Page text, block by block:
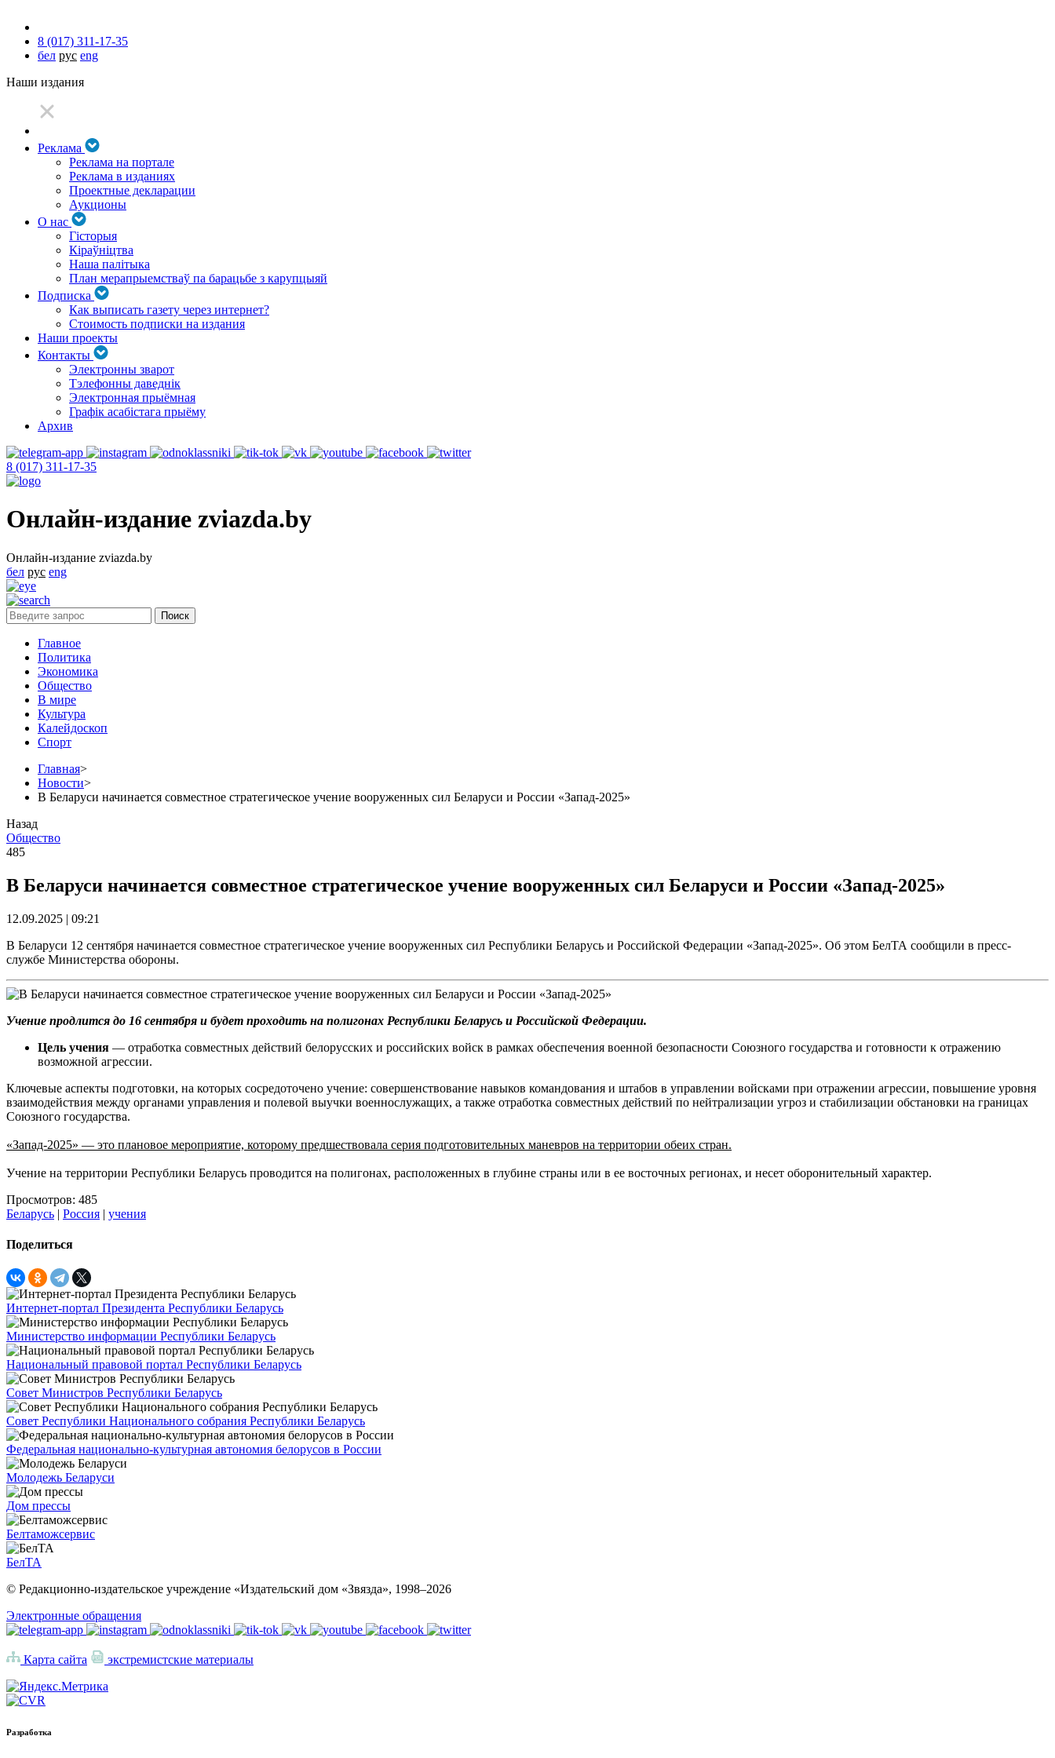
8 (017) 311-17-35
бел рус eng
Наши издания
Реклама
Реклама на портале
Реклама в изданиях
Проектные декларации
Аукционы
О нас
Гісторыя
Кіраўніцтва
Наша палітыка
План мерапрыемстваў па барацьбе з карупцыяй
Подписка
Как выписать газету через интернет?
Стоимость подписки на издания
Наши проекты
Контакты
Электронны зварот
Тэлефонны даведнік
Электронная прыёмная
Графік асабістага прыёму
Архив
8 (017) 311-17-35
Онлайн-издание zviazda.by
Онлайн-издание zviazda.by
бел рус eng
Главное
Политика
Экономика
Общество
В мире
Культура
Калейдоскоп
Спорт
Главная>
Новости>
В Беларуси начинается совместное стратегическое учение вооруженных сил Беларуси и России «Запад-2025»
Назад
Общество
485
В Беларуси начинается совместное стратегическое учение вооруженных сил Беларуси и России «Запад-2025»
12.09.2025 | 09:21
В Беларуси 12 сентября начинается совместное стратегическое учение вооруженных сил Республики Беларусь и Российской Федерации «Запад-2025». Об этом БелТА сообщили в пресс-
службе Министерства обороны.
Учение продлится до 16 сентября и будет проходить на полигонах Республики Беларусь и Российской Федерации.
Цель учения — отработка совместных действий белорусских и российских войск в рамках обеспечения военной безопасности Союзного государства и готовности к отражению
возможной агрессии.
Ключевые аспекты подготовки, на которых сосредоточено учение: совершенствование навыков командования и штабов в управлении войсками при отражении агрессии, повышение уровня
взаимодействия между органами управления и полевой выучки военнослужащих, а также отработка совместных действий по нейтрализации угроз и стабилизации обстановки на границах
Союзного государства.
«Запад-2025» — это плановое мероприятие, которому предшествовала серия подготовительных маневров на территории обеих стран.
Учение на территории Республики Беларусь проводится на полигонах, расположенных в глубине страны или в ее восточных регионах, и несет оборонительный характер.
Просмотров: 485
Беларусь | Россия | учения
Поделиться
Интернет-портал Президента Республики Беларусь
Министерство информации Республики Беларусь
Национальный правовой портал Республики Беларусь
Совет Министров Республики Беларусь
Совет Республики Национального собрания Республики Беларусь
Федеральная национально-культурная автономия белорусов в России
Молодежь Беларуси
Дом прессы
Белтаможсервис
БелТА
© Редакционно-издательское учреждение «Издательский дом «Звязда», 1998–2026
Электронные обращения
Карта сайта экстремистские материалы
Разработка